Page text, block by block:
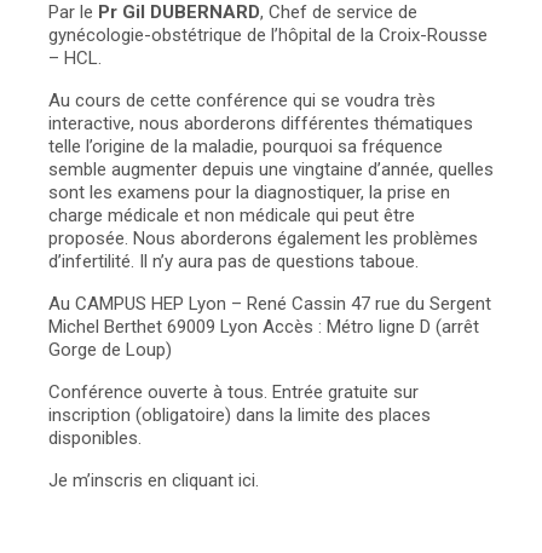
Par le Pr Gil DUBERNARD, Chef de service de
gynécologie-obstétrique de l’hôpital de la Croix-Rousse
– HCL.
Au cours de cette conférence qui se voudra très
interactive, nous aborderons différentes thématiques
telle l’origine de la maladie, pourquoi sa fréquence
semble augmenter depuis une vingtaine d’année, quelles
sont les examens pour la diagnostiquer, la prise en
charge médicale et non médicale qui peut être
proposée. Nous aborderons également les problèmes
d’infertilité. Il n’y aura pas de questions taboue.
Au CAMPUS HEP Lyon – René Cassin 47 rue du Sergent
Michel Berthet 69009 Lyon Accès : Métro ligne D (arrêt
Gorge de Loup)
Conférence ouverte à tous. Entrée gratuite sur
inscription (obligatoire) dans la limite des places
disponibles.
Je m’inscris en cliquant ici.